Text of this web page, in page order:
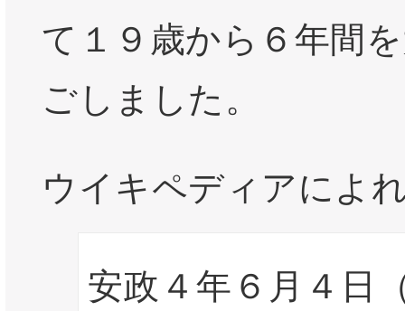
て１９歳から６年間
ごしました。
ウイキペディアによ
安政４年６月４日